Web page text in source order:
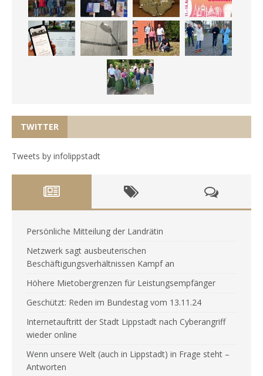
TWITTER
Tweets by infolippstadt
Persönliche Mitteilung der Landrätin
Netzwerk sagt ausbeuterischen
Beschäftigungsverhältnissen Kampf an
Höhere Mietobergrenzen für Leistungsempfänger
Geschützt: Reden im Bundestag vom 13.11.24
Internetauftritt der Stadt Lippstadt nach Cyberangriff
wieder online
Wenn unsere Welt (auch in Lippstadt) in Frage steht –
Antworten